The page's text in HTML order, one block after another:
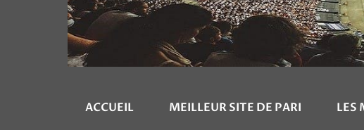
ACCUEIL MEILLEUR SITE DE PARI LES